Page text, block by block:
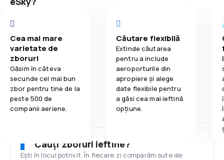
Cea mai mare
varietate de
zboruri
Găsim în câteva
secunde cel mai bun
zbor pentru tine de la
peste 500 de
companii aeriene.
Căutare flexibilă
Extinde căutarea
pentru a include
aeroporturile din
apropiere și alege
date flexibile pentru
a găsi cea mai ieftină
opțiune.
Cauți zboruri ieftine?
Ești în locul potrivit. În fiecare zi comparăm sute de